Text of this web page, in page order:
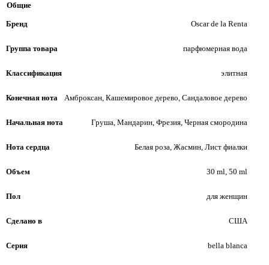
Общие
Бренд Oscar de la Renta
Группа товара парфюмерная вода
Классификация элитная
Конечная нота Амброксан, Кашемировое дерево, Сандаловое дерево
Начальная нота Груша, Мандарин, Фрезия, Черная смородина
Нота сердца Белая роза, Жасмин, Лист фиалки
Объем 30 ml, 50 ml
Пол для женщин
Сделано в США
Серия bella blanca